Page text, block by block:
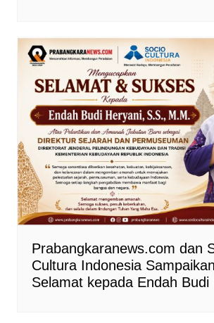
Prabangkaranews.com dan
Cultura Indonesia
Selamat kepada Endah Budi